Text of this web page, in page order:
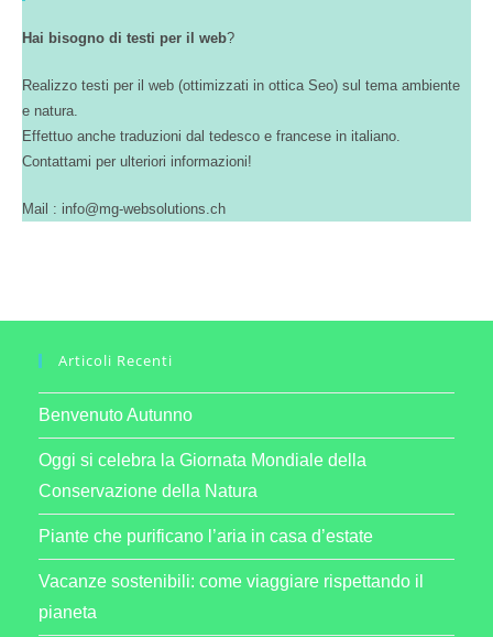
Hai bisogno di testi per il web?
Realizzo testi per il web (ottimizzati in ottica Seo) sul tema ambiente
e natura.
Effettuo anche traduzioni dal tedesco e francese in italiano.
Contattami per ulteriori informazioni!
Mail : info@mg-websolutions.ch
Articoli Recenti
Benvenuto Autunno
Oggi si celebra la Giornata Mondiale della
Conservazione della Natura
Piante che purificano l’aria in casa d’estate
Vacanze sostenibili: come viaggiare rispettando il
pianeta